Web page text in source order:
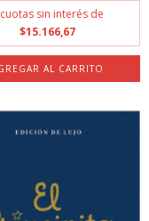
cuotas sin interés de
$15.166,67